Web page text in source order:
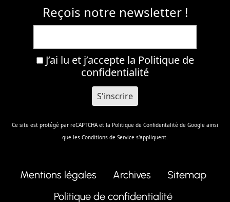
Reçois notre newsletter !
J’ai lu et j’accepte la Politique de
confidentialité
Ce site est protégé par reCAPTCHA et la Politique de Confidentalité de Google ainsi
que les Conditions de Service s'appliquent.
Mentions légales Archives
Sitemap
Politique de confidentialité